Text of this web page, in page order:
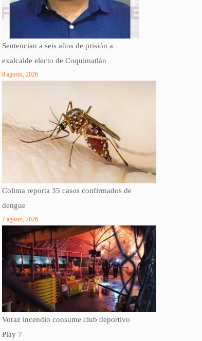
Sentencian a seis años de prisión a
exalcalde electo de Coquimatlán
8 agosto, 2026
Colima reporta 35 casos confirmados de
dengue
7 agosto, 2026
Voraz incendio consume club deportivo
Play 7